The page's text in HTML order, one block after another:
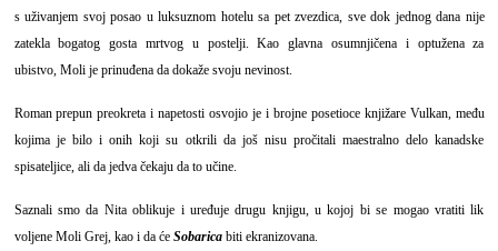
s uživanjem svoj posao u luksuznom hotelu sa pet zvezdica, sve dok jednog dana nije
zatekla bogatog gosta mrtvog u postelji. Kao glavna osumnjičena i optužena za
ubistvo, Moli je prinuđena da dokaže svoju nevinost.
Roman prepun preokreta i napetosti osvojio je i brojne posetioce knjižare Vulkan, među
kojima je bilo i onih koji su otkrili da još nisu pročitali maestralno delo kanadske
spisateljice, ali da jedva čekaju da to učine.
Saznali smo da Nita oblikuje i uređuje drugu knjigu, u kojoj bi se mogao vratiti lik
voljene Moli Grej, kao i da će Sobaricabiti ekranizovana.